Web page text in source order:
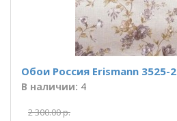
Обои Россия Erismann 3525-2
В наличии: 4
2 300.00 р.